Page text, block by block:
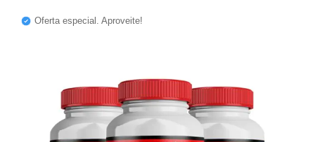
Oferta especial. Aproveite!